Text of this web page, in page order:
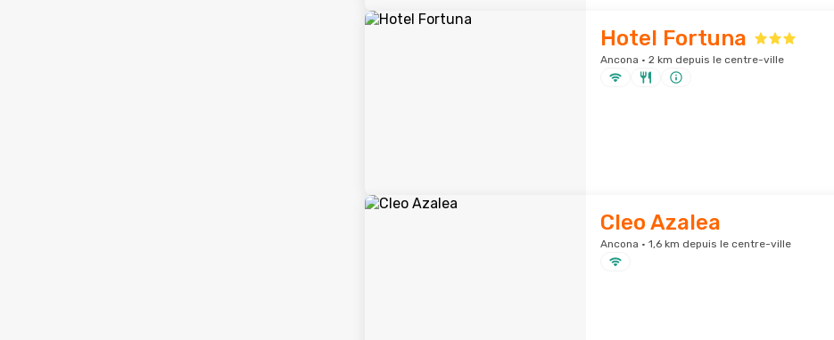
Hotel Fortuna
Ancona · 2 km depuis le centre-ville
Cleo Azalea
Ancona · 1,6 km depuis le centre-ville